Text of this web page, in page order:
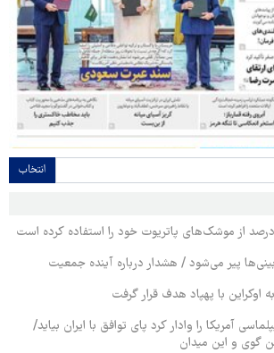
انتخاب
پیر می‌شود / هشدار درباره آینده جمعیت
اوکراین با پهپاد هدف قرار گرفت
آمریکا را وادار کرد پای توافق با ایران بیاید/
گوی و این میدان